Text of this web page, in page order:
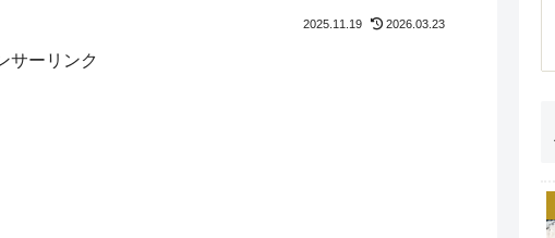
2025.11.19 2026.03.23
サーリンク